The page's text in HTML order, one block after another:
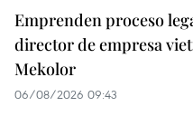
Emprenden proceso
director de empresa
Mekolor
06/08/2026 09:43